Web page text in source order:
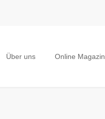
Über uns Online Magazin